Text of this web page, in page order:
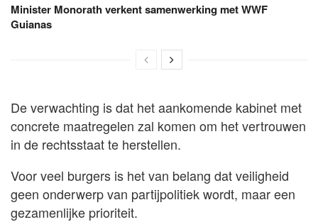
Minister Monorath verkent samenwerking met WWF
Guianas
De verwachting is dat het aankomende kabinet met
concrete maatregelen zal komen om het vertrouwen
in de rechtsstaat te herstellen.
Voor veel burgers is het van belang dat veiligheid
geen onderwerp van partijpolitiek wordt, maar een
gezamenlijke prioriteit.